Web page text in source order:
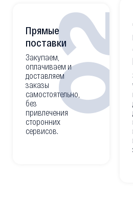
Прямые
поставки
Закупаем,
оплачиваем и
доставляем
заказы
самостоятельно,
без
привлечения
сторонних
сервисов.